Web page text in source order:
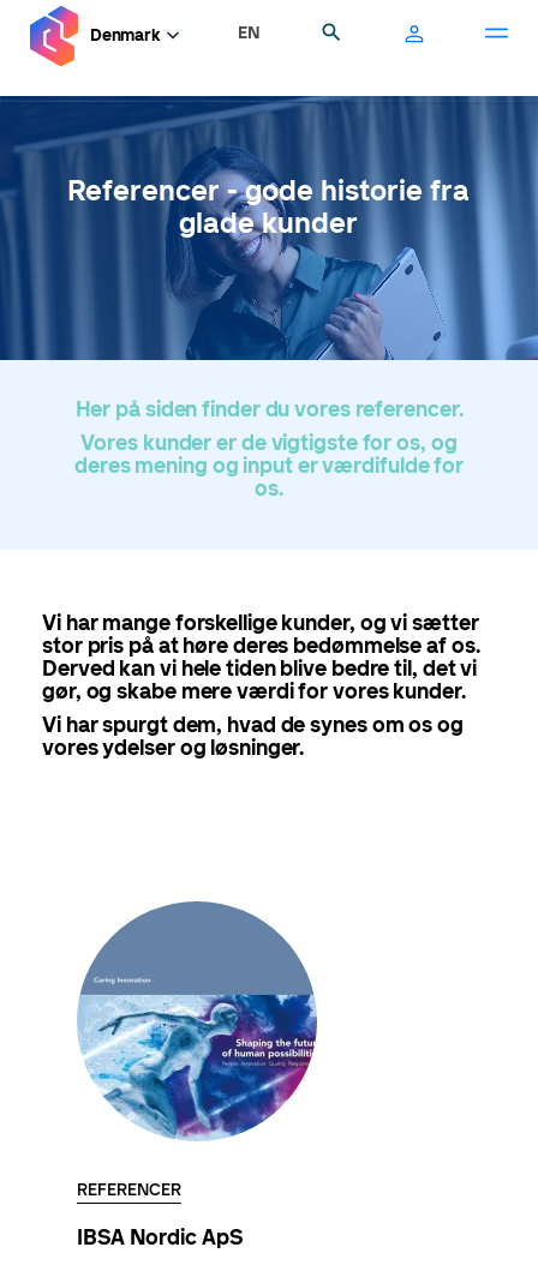
hovedindhold
Denmark EN
Referencer - gode historie fra
glade kunder
Her på siden finder du vores referencer.
Vores kunder er de vigtigste for os, og
deres mening og input er værdifulde for
os.
Vi har mange forskellige kunder, og vi sætter
stor pris på at høre deres bedømmelse af os.
Derved kan vi hele tiden blive bedre til, det vi
gør, og skabe mere værdi for vores kunder.
Vi har spurgt dem, hvad de synes om os og
vores ydelser og løsninger.
REFERENCER
IBSA Nordic ApS